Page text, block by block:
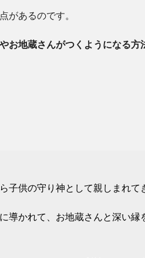
があるのです。
お地蔵さんがつくようになる方
子供の守り神として親しまれて
導かれて、お地蔵さんと深い縁